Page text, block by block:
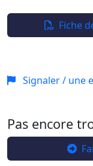
Fiche
Signaler / une
Pas encore